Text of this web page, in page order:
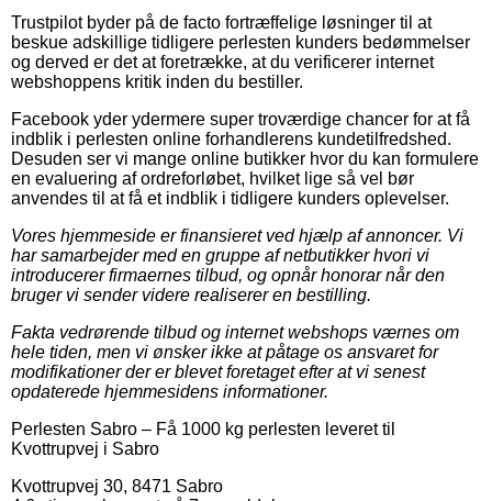
Trustpilot byder på de facto fortræffelige løsninger til at
beskue adskillige tidligere perlesten kunders bedømmelser
og derved er det at foretrække, at du verificerer internet
webshoppens kritik inden du bestiller.
Facebook yder ydermere super troværdige chancer for at få
indblik i perlesten online forhandlerens kundetilfredshed.
Desuden ser vi mange online butikker hvor du kan formulere
en evaluering af ordreforløbet, hvilket lige så vel bør
anvendes til at få et indblik i tidligere kunders oplevelser.
Vores hjemmeside er finansieret ved hjælp af annoncer. Vi
har samarbejder med en gruppe af netbutikker hvori vi
introducerer firmaernes tilbud, og opnår honorar når den
bruger vi sender videre realiserer en bestilling.
Fakta vedrørende tilbud og internet webshops værnes om
hele tiden, men vi ønsker ikke at påtage os ansvaret for
modifikationer der er blevet foretaget efter at vi senest
opdaterede hjemmesidens informationer.
Perlesten Sabro – Få 1000 kg perlesten leveret til
Kvottrupvej i Sabro
Kvottrupvej 30, 8471 Sabro